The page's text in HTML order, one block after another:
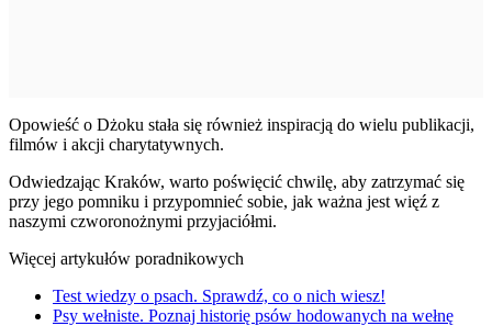
Opowieść o Dżoku stała się również inspiracją do wielu publikacji,
filmów i akcji charytatywnych.
Odwiedzając Kraków, warto poświęcić chwilę, aby zatrzymać się
przy jego pomniku i przypomnieć sobie, jak ważna jest więź z
naszymi czworonożnymi przyjaciółmi.
Więcej artykułów poradnikowych
Test wiedzy o psach. Sprawdź, co o nich wiesz!
Psy wełniste. Poznaj historię psów hodowanych na wełnę